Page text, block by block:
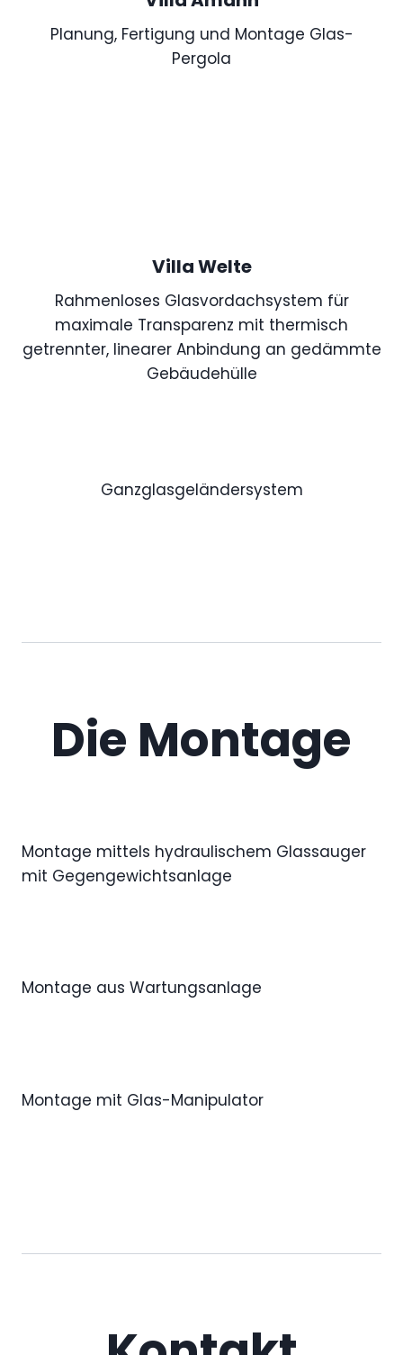
Planung, Fertigung und Montage Glas-
Pergola
Villa Welte
Rahmenloses Glasvordachsystem für
maximale Transparenz mit thermisch
getrennter, linearer Anbindung an gedämmte
Gebäudehülle
Ganzglasgeländersystem
Die Montage
Montage mittels hydraulischem Glassauger
mit Gegengewichtsanlage
Montage aus Wartungsanlage
Montage mit Glas-Manipulator